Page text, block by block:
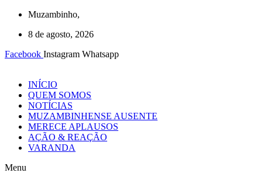
Muzambinho,
8 de agosto, 2026
Facebook Instagram Whatsapp
INÍCIO
QUEM SOMOS
NOTÍCIAS
MUZAMBINHENSE AUSENTE
MERECE APLAUSOS
AÇÃO & REAÇÃO
VARANDA
Menu